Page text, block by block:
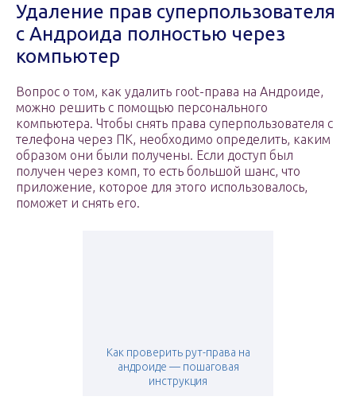
Удаление прав суперпользователя
с Андроида полностью через
компьютер
Вопрос о том, как удалить root-права на Андроиде,
можно решить с помощью персонального
компьютера. Чтобы снять права суперпользователя с
телефона через ПК, необходимо определить, каким
образом они были получены. Если доступ был
получен через комп, то есть большой шанс, что
приложение, которое для этого использовалось,
поможет и снять его.
Как проверить рут-права на
андроиде — пошаговая
инструкция